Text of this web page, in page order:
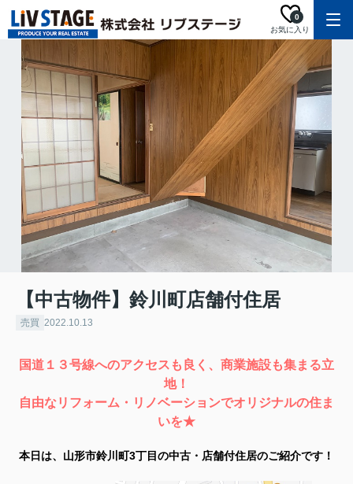
お気に入り
0
【中古物件】鈴川町店舗付住居
売買 2022.10.13
国道１３号線へのアクセスも良く、商業施設も集まる立
地！
自由なリフォーム・リノベーションでオリジナルの住ま
いを★
本日は、山形市鈴川町3丁目の中古・店舗付住居のご紹介です！